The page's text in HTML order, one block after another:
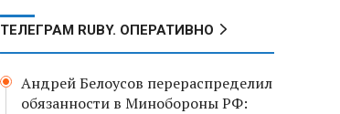
ТЕЛЕГРАМ RUBY. ОПЕРАТИВНО
Андрей Белоусов перераспределил
обязанности в Минобороны РФ: